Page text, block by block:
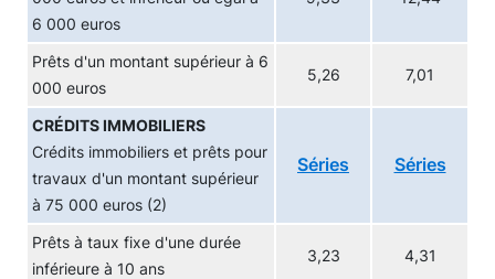
6 000 euros
Prêts d'un montant supérieur à 6
000 euros
5,26 7,01
CRÉDITS IMMOBILIERS
Crédits immobiliers et prêts pour
travaux d'un montant supérieur
à 75 000 euros (2)
Séries Séries
Prêts à taux fixe d'une durée
inférieure à 10 ans
3,23 4,31